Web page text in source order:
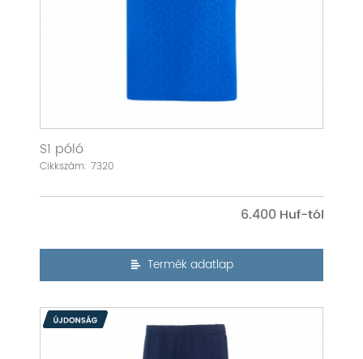
S1 póló
Cikkszám: 7320
6.400
Termék adatlap